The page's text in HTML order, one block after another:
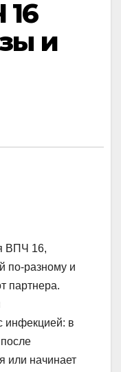
и
ВПЧ 16,
по-разному и
партнера.
инфекцией: в
или начинает